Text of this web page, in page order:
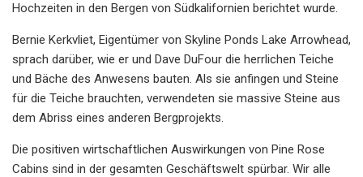
Hochzeiten in den Bergen von Südkalifornien berichtet wurde.
Bernie Kerkvliet, Eigentümer von Skyline Ponds Lake Arrowhead,
sprach darüber, wie er und Dave DuFour die herrlichen Teiche
und Bäche des Anwesens bauten. Als sie anfingen und Steine ​​
für die Teiche brauchten, verwendeten sie massive Steine ​​aus
dem Abriss eines anderen Bergprojekts.
Die positiven wirtschaftlichen Auswirkungen von Pine Rose
Cabins sind in der gesamten Geschäftswelt spürbar. Wir alle